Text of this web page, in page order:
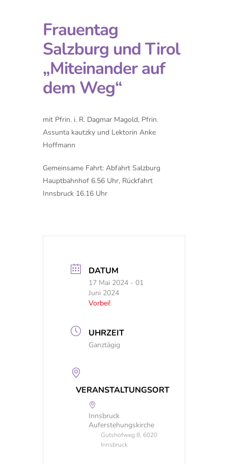
Frauentag
Salzburg und Tirol
„Miteinander auf
dem Weg“
mit Pfrin. i. R. Dagmar Magold, Pfrin.
Assunta kautzky und Lektorin Anke
Hoffmann
Gemeinsame Fahrt: Abfahrt Salzburg
Hauptbahnhof 6.56 Uhr, Rückfahrt
Innsbruck 16.16 Uhr
DATUM
17 Mai 2024 - 01
Juni 2024
Vorbei!
UHRZEIT
Ganztägig
VERANSTALTUNGSORT
Innsbruck
Auferstehungskirche
Gutshofweg 8, 6020
Innsbruck